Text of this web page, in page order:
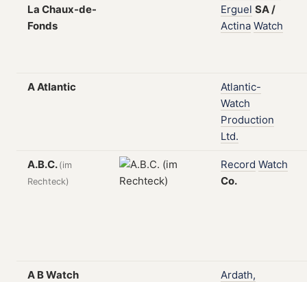
La Chaux-de-
Fonds
Erguel SA/
Actina Watch
A Atlantic
Atlantic-
Watch
Production
Ltd.
A.B.C. (im
Rechteck)
Record Watch
Co.
A B Watch
Ardath,